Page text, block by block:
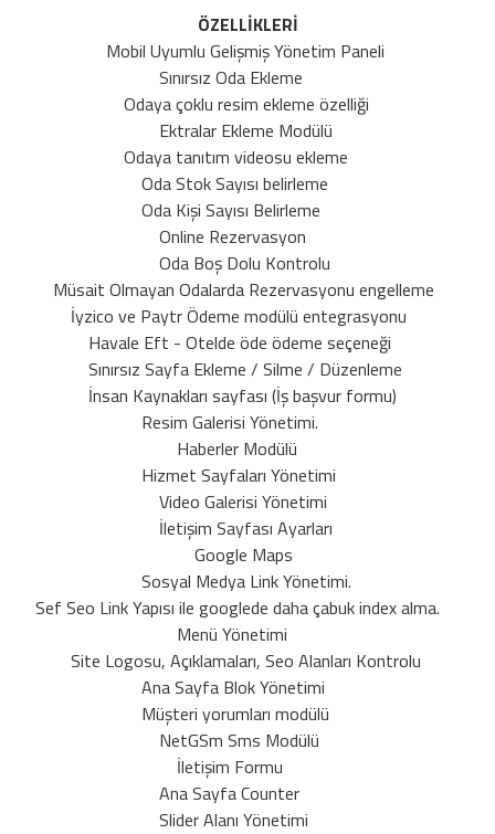
ÖZELLİKLERİ
Mobil Uyumlu Gelişmiş Yönetim Paneli
Sınırsız Oda Ekleme
Odaya çoklu resim ekleme özelliği
Ektralar Ekleme Modülü
Odaya tanıtım videosu ekleme
Oda Stok Sayısı belirleme
Oda Kişi Sayısı Belirleme
Online Rezervasyon
Oda Boş Dolu Kontrolu
Müsait Olmayan Odalarda Rezervasyonu engelleme
İyzico ve Paytr Ödeme modülü entegrasyonu
Havale Eft - Otelde öde ödeme seçeneği
Sınırsız Sayfa Ekleme / Silme / Düzenleme
İnsan Kaynakları sayfası (İş başvur formu)
Resim Galerisi Yönetimi.
Haberler Modülü
Hizmet Sayfaları Yönetimi
Video Galerisi Yönetimi
İletişim Sayfası Ayarları
Google Maps
Sosyal Medya Link Yönetimi.
Sef Seo Link Yapısı ile googlede daha çabuk index alma.
Menü Yönetimi
Site Logosu, Açıklamaları, Seo Alanları Kontrolu
Ana Sayfa Blok Yönetimi
Müşteri yorumları modülü
NetGSm Sms Modülü
İletişim Formu
Ana Sayfa Counter
Slider Alanı Yönetimi